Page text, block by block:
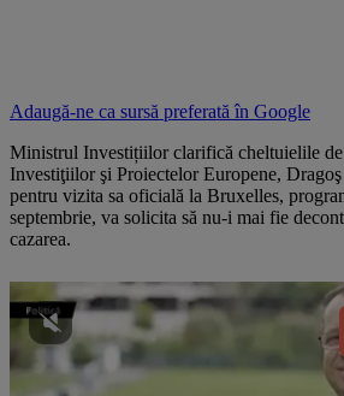
Adaugă-ne ca sursă preferată în Google
Ministrul Investițiilor clarifică cheltuielile
Investiţiilor şi Proiectelor Europene, Dragoş
pentru vizita sa oficială la Bruxelles,
septembrie, va solicita să nu-i mai fie
cazarea.